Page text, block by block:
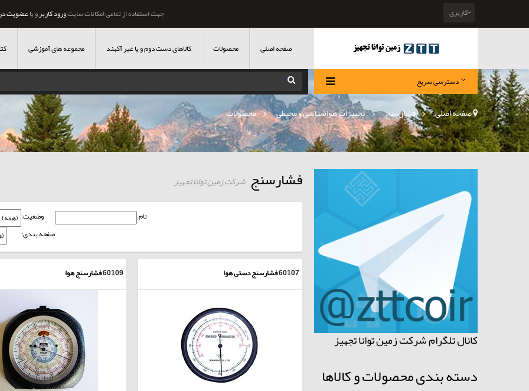
جهت استفاده از تمامی امکانات سایتورود کاربرو یاعضویت کاربری
صفحه اصلی محصولات کالاهای دست دوم و یا غیر آکبند مجموعه های آموزشی
دسترسی سریع
صفحه اصلی > فشارسنج » تجهیزات هواشناسی و محیطی » محصولات
کانال تلگرام شرکت زمین توانا تجهیز
دسته بندی محصولات و کالاها
فشارسنجشرکت زمین توانا تجهیز
نام:
وضعیت:
صفحه بندی:
60107فشارسنج دستی هوا 60109فشارسنج هوا